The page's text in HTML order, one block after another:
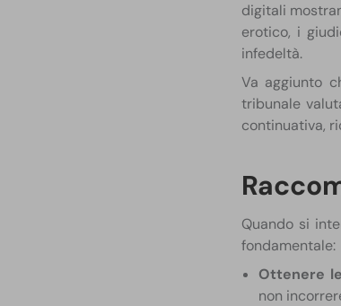
digitali
erotico, i
infedeltà.
Va aggiunto
tribunale
continuativa,
Quando si
fondamentale:
Ottenere
non